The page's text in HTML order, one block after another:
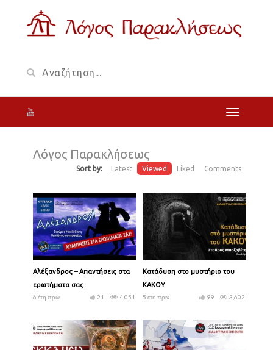
Λόγος Παρακλήσεως
Sort by: Latest Viewed Liked Comments
Αλέξανδρος – Απαντήσεις στα
ερωτήματα σας
6 έτη πριν
4,051
21
Κατάδυση στο μυστήριο του
ΚΑΚΟΥ
5 έτη πριν
3,602
99